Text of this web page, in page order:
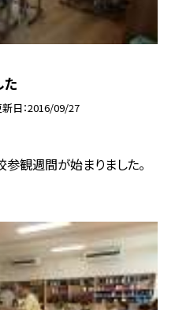
た
日 2016/09/27
参観週間が始まりました。